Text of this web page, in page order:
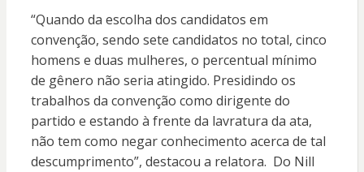
“Quando da escolha dos candidatos em
convenção, sendo sete candidatos no total, cinco
homens e duas mulheres, o percentual mínimo
de gênero não seria atingido. Presidindo os
trabalhos da convenção como dirigente do
partido e estando à frente da lavratura da ata,
não tem como negar conhecimento acerca de tal
descumprimento”, destacou a relatora. Do Nill